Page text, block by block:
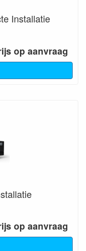
Installatie
op aanvraag
op aanvraag